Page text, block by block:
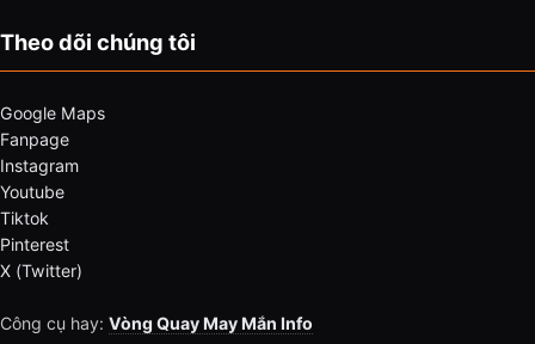
Theo dõi chúng tôi
Google Maps
Fanpage
Instagram
Youtube
Tiktok
Pinterest
X (Twitter)
Công cụ hay: Vòng Quay May Mắn Info